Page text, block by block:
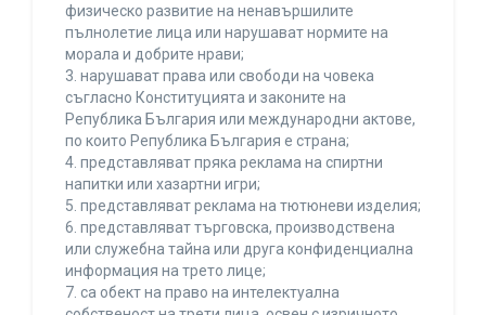
физическо развитие на ненавършилите
пълнолетие лица или нарушават нормите на
морала и добрите нрави;
3. нарушават права или свободи на човека
съгласно Конституцията и законите на
Република България или международни актове,
по които Република България е страна;
4. представляват пряка реклама на спиртни
напитки или хазартни игри;
5. представляват реклама на тютюневи изделия;
6. представляват търговска, производствена
или служебна тайна или друга конфиденциална
информация на трето лице;
7. са обект на право на интелектуална